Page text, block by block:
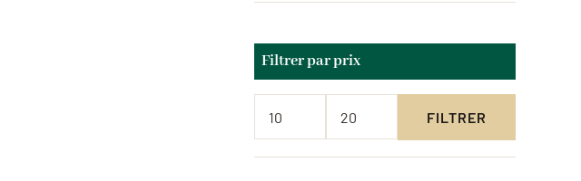
Filtrer par prix
Prix
min
Prix
max
FILTRER